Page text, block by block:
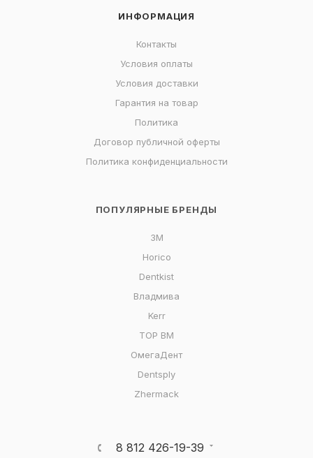
ИНФОРМАЦИЯ
Контакты
Условия оплаты
Условия доставки
Гарантия на товар
Политика
Договор публичной оферты
Политика конфиденциальности
ПОПУЛЯРНЫЕ БРЕНДЫ
3M
Horico
Dentkist
Владмива
Kerr
ТОР ВМ
ОмегаДент
Dentsply
Zhermack
8 812 426-19-39